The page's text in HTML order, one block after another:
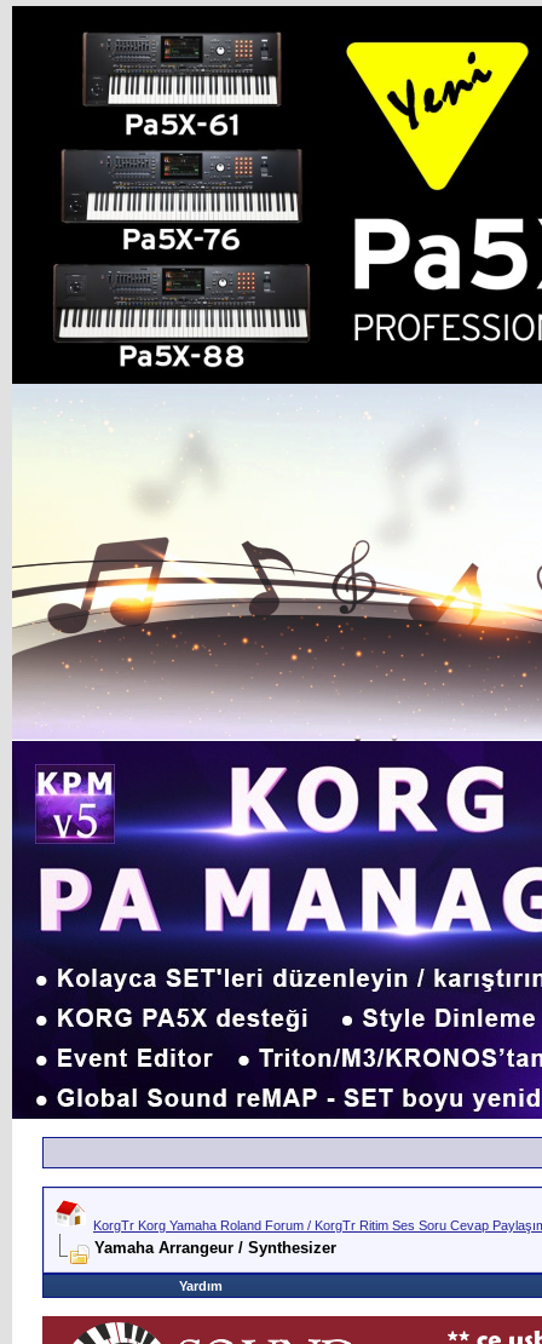
KorgTr Korg Yamaha Roland Forum / KorgTr Ritim Ses Soru Cevap
Yamaha Arrangeur / Synthesizer
Yardım